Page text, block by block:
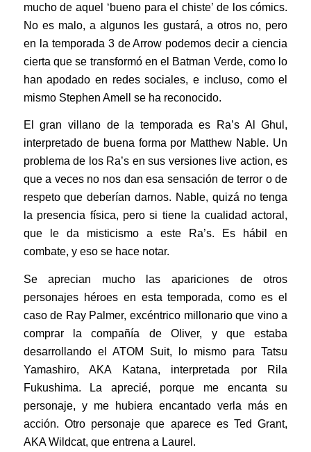
mucho de aquel ‘bueno para el chiste’ de los cómics.
No es malo, a algunos les gustará, a otros no, pero
en la temporada 3 de Arrow podemos decir a ciencia
cierta que se transformó en el Batman Verde, como lo
han apodado en redes sociales, e incluso, como el
mismo Stephen Amell se ha reconocido.
El gran villano de la temporada es Ra’s Al Ghul,
interpretado de buena forma por Matthew Nable. Un
problema de los Ra’s en sus versiones live action, es
que a veces no nos dan esa sensación de terror o de
respeto que deberían darnos. Nable, quizá no tenga
la presencia física, pero si tiene la cualidad actoral,
que le da misticismo a este Ra’s. Es hábil en
combate, y eso se hace notar.
Se aprecian mucho las apariciones de otros
personajes héroes en esta temporada, como es el
caso de Ray Palmer, excéntrico millonario que vino a
comprar la compañía de Oliver, y que estaba
desarrollando el ATOM Suit, lo mismo para Tatsu
Yamashiro, AKA Katana, interpretada por Rila
Fukushima. La aprecié, porque me encanta su
personaje, y me hubiera encantado verla más en
acción. Otro personaje que aparece es Ted Grant,
AKA Wildcat, que entrena a Laurel.